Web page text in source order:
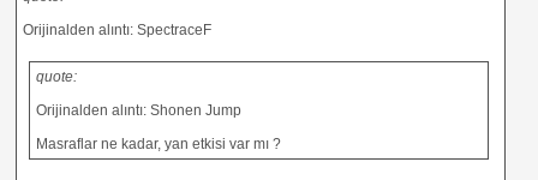
Orijinalden alıntı: SpectraceF
quote:
Orijinalden alıntı: Shonen Jump
Masraflar ne kadar, yan etkisi var mı ?